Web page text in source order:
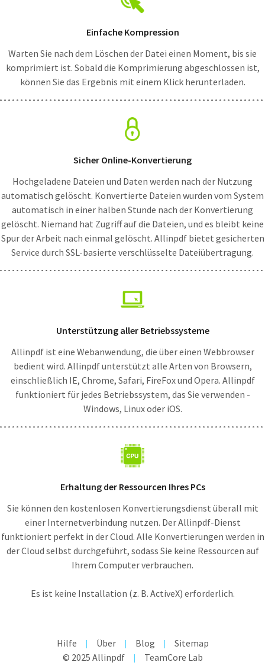
Einfache Kompression
Warten Sie nach dem Löschen der Datei einen Moment, bis sie
komprimiert ist. Sobald die Komprimierung abgeschlossen ist,
können Sie das Ergebnis mit einem Klick herunterladen.
Sicher Online-Konvertierung
Hochgeladene Dateien und Daten werden nach der Nutzung
automatisch gelöscht. Konvertierte Dateien wurden vom System
automatisch in einer halben Stunde nach der Konvertierung
gelöscht. Niemand hat Zugriff auf die Dateien, und es bleibt keine
Spur der Arbeit nach einmal gelöscht. Allinpdf bietet gesicherten
Service durch SSL-basierte verschlüsselte Dateiübertragung.
Unterstützung aller Betriebssysteme
Allinpdf ist eine Webanwendung, die über einen Webbrowser
bedient wird. Allinpdf unterstützt alle Arten von Browsern,
einschließlich IE, Chrome, Safari, FireFox und Opera. Allinpdf
funktioniert für jedes Betriebssystem, das Sie verwenden -
Windows, Linux oder iOS.
Erhaltung der Ressourcen Ihres PCs
Sie können den kostenlosen Konvertierungsdienst überall mit
einer Internetverbindung nutzen. Der Allinpdf-Dienst
funktioniert perfekt in der Cloud. Alle Konvertierungen werden in
der Cloud selbst durchgeführt, sodass Sie keine Ressourcen auf
Ihrem Computer verbrauchen.
Es ist keine Installation (z. B. ActiveX) erforderlich.
Hilfe Über Blog
Sitemap
© 2025 Allinpdf
TeamCore Lab